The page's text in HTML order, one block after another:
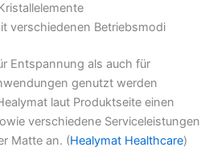
verschiedenen Betriebsmodi
Entspannung als auch für
genutzt werden
laut Produktseite einen
verschiedene Serviceleistungen
Matte an. (Healymat Healthcare)